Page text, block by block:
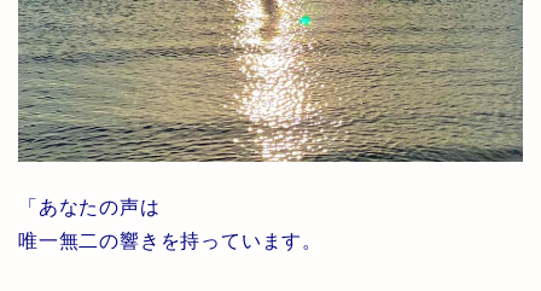
「あなたの声は
唯一無二の響きを持っています。